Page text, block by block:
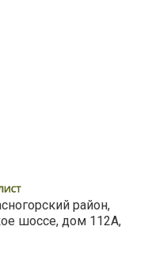
район,
шоссе, дом 112А,